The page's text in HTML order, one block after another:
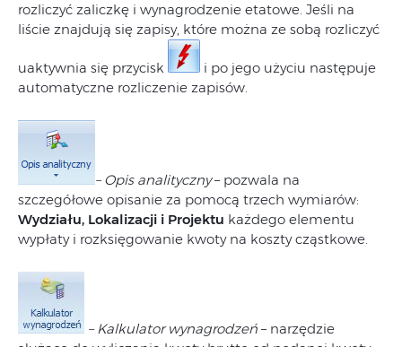
rozliczyć zaliczkę i wynagrodzenie etatowe. Jeśli na
liście znajdują się zapisy, które można ze sobą rozliczyć
uaktywnia się przycisk
i po jego użyciu następuje
automatyczne rozliczenie zapisów.
– Opis analityczny– pozwala na
szczegółowe opisanie za pomocą trzech wymiarów:
Wydziału, Lokalizacji i Projektu każdego elementu
wypłaty i rozksięgowanie kwoty na koszty cząstkowe.
– Kalkulator wynagrodzeń – narzędzie